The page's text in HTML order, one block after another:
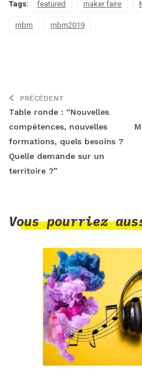
Tags: featured maker faire
rnbm rnbm2019
PRÉCÉDENT
Table ronde : “Nouvelles
compétences, nouvelles
formations, quels besoins ?
Quelle demande sur un
territoire ?”
Vous pourriez